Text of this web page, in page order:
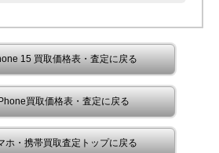
15 買取価格表・査定に戻る
買取価格表・査定に戻る
ホ・携帯買取査定トップに戻る